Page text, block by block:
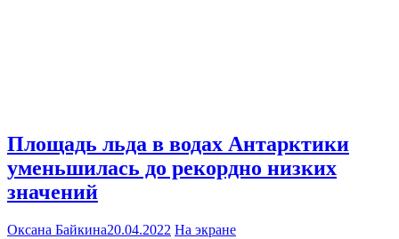
Площадь льда в водах Антарктики
уменьшилась до рекордно низких
значений
Оксана Байкина20.04.2022 На экране